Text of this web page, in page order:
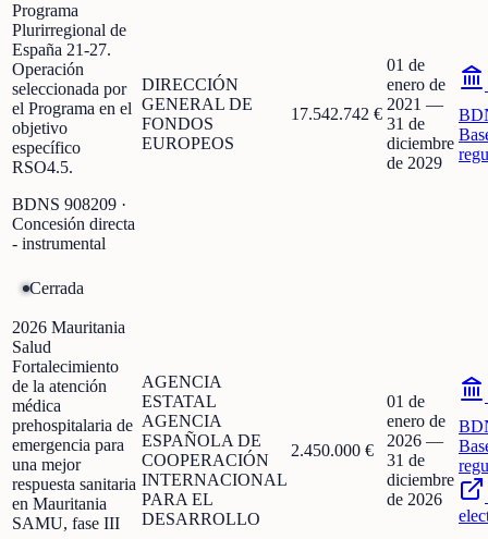
Programa
Plurirregional de
España 21-27.
Operación
seleccionada por
el Programa en el
objetivo
específico
RSO4.5.
BDNS 908209 ·
Concesión directa
- instrumental
DIRECCIÓN
GENERAL DE
FONDOS
EUROPEOS
17.542.742 €
01 de
enero de
2021 —
31 de
diciembre
de 2029
Cerrada
2026 Mauritania
Salud
Fortalecimiento
de la atención
médica
prehospitalaria de
emergencia para
una mejor
respuesta sanitaria
en Mauritania
SAMU, fase III
AGENCIA
ESTATAL
AGENCIA
ESPAÑOLA DE
COOPERACIÓN
INTERNACIONAL
PARA EL
DESARROLLO
2.450.000 €
01 de
enero de
2026 —
31 de
diciembre
de 2026